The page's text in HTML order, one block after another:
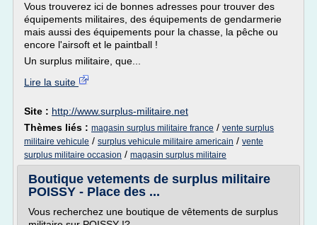
Vous trouverez ici de bonnes adresses pour trouver des
équipements militaires, des équipements de gendarmerie
mais aussi des équipements pour la chasse, la pêche ou
encore l'airsoft et le paintball !
Un surplus militaire, que...
Lire la suite
Site : http://www.surplus-militaire.net
Thèmes liés : magasin surplus militaire france / vente surplus
militaire vehicule / surplus vehicule militaire americain / vente
surplus militaire occasion / magasin surplus militaire
Boutique vetements de surplus militaire
POISSY - Place des ...
Vous recherchez une boutique de vêtements de surplus